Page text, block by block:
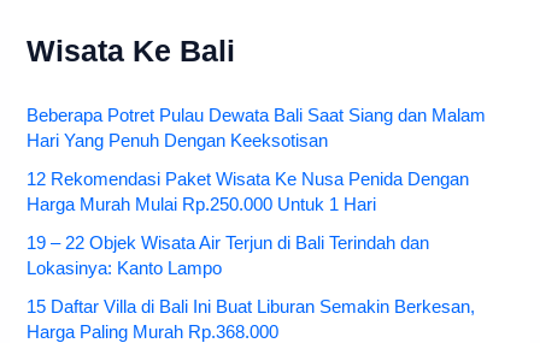
Wisata Ke Bali
Beberapa Potret Pulau Dewata Bali Saat Siang dan Malam
Hari Yang Penuh Dengan Keeksotisan
12 Rekomendasi Paket Wisata Ke Nusa Penida Dengan
Harga Murah Mulai Rp.250.000 Untuk 1 Hari
19 – 22 Objek Wisata Air Terjun di Bali Terindah dan
Lokasinya: Kanto Lampo
15 Daftar Villa di Bali Ini Buat Liburan Semakin Berkesan,
Harga Paling Murah Rp.368.000